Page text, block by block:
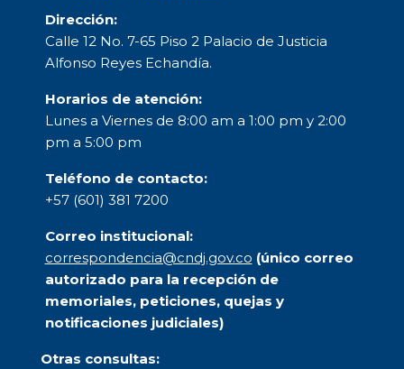
Dirección:
Calle 12 No. 7-65 Piso 2 Palacio de Justicia
Alfonso Reyes Echandía.
Horarios de atención:
Lunes a Viernes de 8:00 am a 1:00 pm y 2:00
pm a 5:00 pm
Teléfono de contacto:
+57 (601) 381 7200
Correo institucional:
correspondencia@cndj.gov.co (único correo
autorizado para la recepción de
memoriales, peticiones, quejas y
notificaciones judiciales)
Otras consultas: